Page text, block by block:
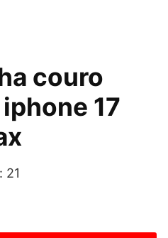
couro
17
21